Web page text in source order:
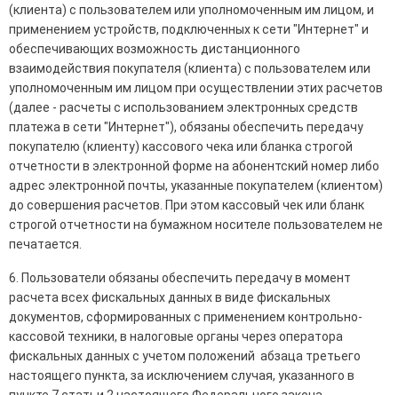
(клиента) с пользователем или уполномоченным им лицом, и
применением устройств, подключенных к сети "Интернет" и
обеспечивающих возможность дистанционного
взаимодействия покупателя (клиента) с пользователем или
уполномоченным им лицом при осуществлении этих расчетов
(далее - расчеты с использованием электронных средств
платежа в сети "Интернет"), обязаны обеспечить передачу
покупателю (клиенту) кассового чека или бланка строгой
отчетности в электронной форме на абонентский номер либо
адрес электронной почты, указанные покупателем (клиентом)
до совершения расчетов. При этом кассовый чек или бланк
строгой отчетности на бумажном носителе пользователем не
печатается.
6. Пользователи обязаны обеспечить передачу в момент
расчета всех фискальных данных в виде фискальных
документов, сформированных с применением контрольно-
кассовой техники, в налоговые органы через оператора
фискальных данных с учетом положений абзаца третьего
настоящего пункта, за исключением случая, указанного в